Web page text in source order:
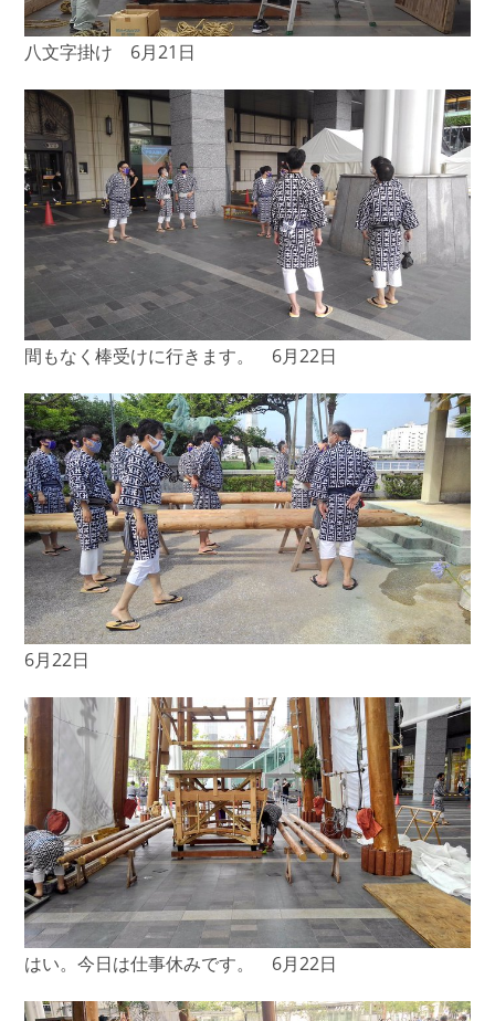
八文字掛け 6月21日
間もなく棒受けに行きます。 6月22日
6月22日
はい。今日は仕事休みです。 6月22日